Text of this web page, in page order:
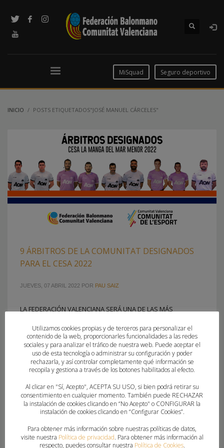
MiSquad Seguro deportivo
INICIO POSTS ETIQUETADOS"JOSÉ MANUEL CÁRCELES"
9 ÁRBITROS DE LA COMUNITAT DESIGNADOS
PARA EL CESA 2022
JUEVES, 07 ABRIL 2022 POR PAU SAIZ
LA FEDERACIÓN VALENCIANA SERÁ UNA DE LAS MÁS
CAMPEONATO DE ESPAÑA DE SELECCIONES AUTONÓMICAS
La Manga del Mar Menor acogerá, desde el sábado 9 hasta
el jueves 14, la gran cita del balonmano base nacional. El
Campeonato de España de Selecciones Autonómicas vuelve
PUBLICADO EN COMITE TECNICO ARBITROS,FEDERACION
ETIQUETADO BAJO:
ADRIÁN AROCA, ADRIÁN SIMÓ ,ÁLEX YUGEROS
ÁLVARO PADILLA ,CESA 2022,CESA LA MANGA DEL MAR MENOR ,COMITÉ
TÉCNICO DE ÁRBITROS ,DANIEL ORTS ,GUILLEM BAENA,IVÁN NAVARRO,
Utilizamos cookies propias y de terceros para personalizar el
contenido de la web, proporcionarles funcionalidades a las redes
sociales y para analizar el tráfico de nuestra web. Puede aceptar el
uso de esta tecnología o administrar su configuración y poder
rechazarla, y así controlar completamente qué información se
recopila y gestiona a través de los botones habilitados al efecto.
Al clicar en "Sí, Acepto", ACEPTA SU USO, si bien podrá retirar su
consentimiento en cualquier momento. También puede RECHAZAR
la instalación de cookies clicando en “No Acepto" o CONFIGURAR la
instalación de cookies clicando en “Configurar Cookies”.
Para obtener más información sobre nuestras políticas de datos,
visite nuestra Política de privacidad. Para obtener más información al
respecto, puedes consultar nuestra Política de Cookies.